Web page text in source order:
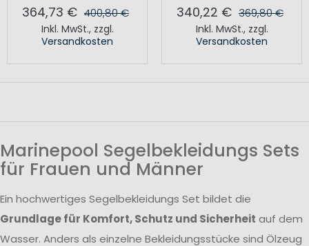
364,73 € 400,80 €
Inkl. MwSt., zzgl.
Versandkosten
340,22 € 369,80 €
Inkl. MwSt., zzgl.
Versandkosten
Marinepool Segelbekleidungs Sets
für Frauen und Männer
Ein hochwertiges Segelbekleidungs Set bildet die
Grundlage für Komfort, Schutz und Sicherheit auf dem
Wasser. Anders als einzelne Bekleidungsstücke sind Ölzeug